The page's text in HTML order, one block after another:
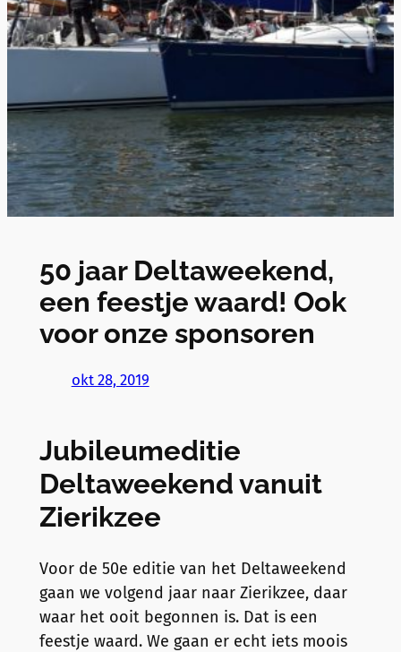
50 jaar Deltaweekend,
een feestje waard! Ook
voor onze sponsoren
okt 28, 2019
Jubileumeditie
Deltaweekend vanuit
Zierikzee
Voor de 50e editie van het Deltaweekend
gaan we volgend jaar naar Zierikzee, daar
waar het ooit begonnen is. Dat is een
feestje waard. We gaan er echt iets moois